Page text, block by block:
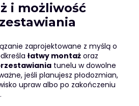
i możliwość
zaprojektowane z myślą o
łatwy montażoraz
tunelu w dowolne
jeśli planujesz płodozmian,
upraw albo po zakończeniu